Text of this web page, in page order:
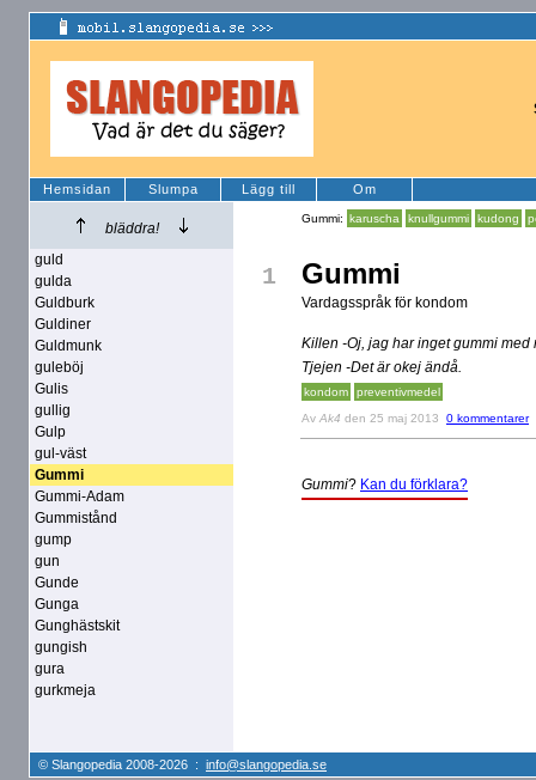
Hemsidan Slumpa Lägg till Om
bläddra!
guld
gulda
Guldburk
Guldiner
Guldmunk
guleböj
Gulis
gullig
Gulp
gul-väst
Gummi
Gummi-Adam
Gummistånd
gump
gun
Gunde
Gunga
Gunghästskit
gungish
gura
gurkmeja
Gummi: karuscha knullgummi kudong
1 Gummi
Vardagsspråk för kondom
Killen -Oj, jag har inget gummi med
Tjejen -Det är okej ändå.
kondom preventivmedel
Av Ak4 den 25 maj 2013 0 kommentarer
Gummi? Kan du förklara?
© Slangopedia 2008-2026 : info@slangopedia.se